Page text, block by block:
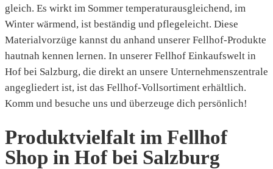
gleich. Es wirkt im Sommer temperaturausgleichend, im
Winter wärmend, ist beständig und pflegeleicht. Diese
Materialvorzüge kannst du anhand unserer Fellhof-Produkte
hautnah kennen lernen. In unserer Fellhof Einkaufswelt in
Hof bei Salzburg, die direkt an unsere Unternehmenszentrale
angegliedert ist, ist das Fellhof-Vollsortiment erhältlich.
Komm und besuche uns und überzeuge dich persönlich!
Produktvielfalt im Fellhof
Shop in Hof bei Salzburg